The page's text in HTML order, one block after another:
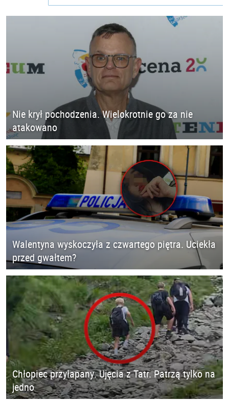
Nie krył pochodzenia. Wielokrotnie go za nie
atakowano
Walentyna wyskoczyła z czwartego piętra. Uciekła
przed gwałtem?
Chłopiec przyłapany. Ujęcia z Tatr. Patrzą tylko na
jedno